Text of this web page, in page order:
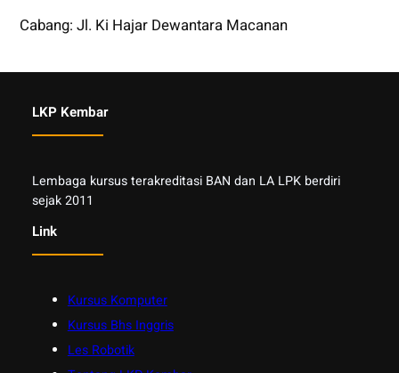
Cabang: Jl. Ki Hajar Dewantara Macanan
LKP Kembar
Lembaga kursus terakreditasi BAN dan LA LPK berdiri
sejak 2011
Link
Kursus Komputer
Kursus Bhs Inggris
Les Robotik